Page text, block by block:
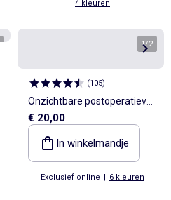
4 kleuren
1/2
(105)
Onzichtbare postoperatieve
beha - Oktober Roze
€ 20,00
In winkelmandje
Exclusief online | 6 kleuren